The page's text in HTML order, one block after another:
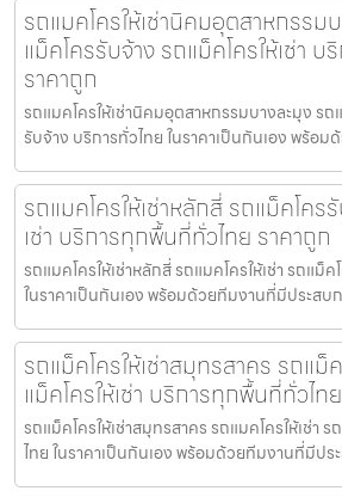
รถแมคโครให้เช่านิคมอุตสาหกรรม
แม็คโครรับจ้าง รถแม็คโครให้เช่า
ราคาถูก
รถแมคโครให้เช่านิคมอุตสาหกรรมบางละมุง รถ
รับจ้าง บริการทั่วไทย ในราคาเป็นกันเอง พร้อ
รถแมคโครให้เช่าหลักสี่ รถแม็คโคร
เช่า บริการทุกพื้นที่ทั่วไทย ราคาถูก
รถแมคโครให้เช่าหลักสี่ รถแมคโครให้เช่า รถแม็
ในราคาเป็นกันเอง พร้อมด้วยทีมงานที่มีประสบ
รถแม็คโครให้เช่าสมุทรสาคร รถแม็
แม็คโครให้เช่า บริการทุกพื้นที่ทั่วไท
รถแม็คโครให้เช่าสมุทรสาคร รถแมคโครให้เช่า
ไทย ในราคาเป็นกันเอง พร้อมด้วยทีมงานที่มีป